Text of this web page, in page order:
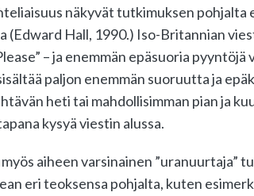
näkyvät tutkimuksen pohjalta
(Edward Hall, 1990.) Iso-Britannian
– ja enemmän epäsuoria
paljon enemmän suoruutta ja
heti tai mahdollisimman pian ja
kysyä viestin alussa.
aiheen varsinainen ”uranuurtaja”
eri teoksensa pohjalta, kuten